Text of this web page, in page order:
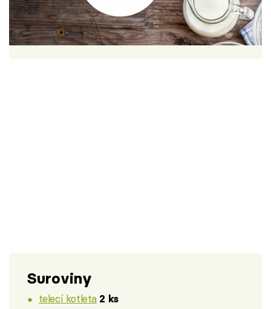
Škola vaření
Recepty z TV1 porce 30 minut
Suroviny
telecí kotleta 2 ks